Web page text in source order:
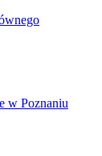
w Poznaniu